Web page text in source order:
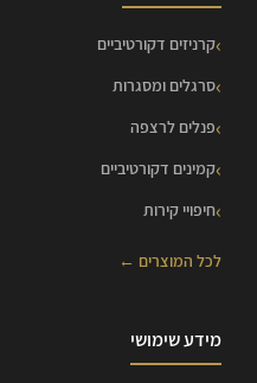
קרניזים דקורטיביים
סרגלים ומסגרות
פנלים לרצפה
קמינים דקורטיביים
חיפויי קירות
לכל המוצרים ←
מידע שימושי